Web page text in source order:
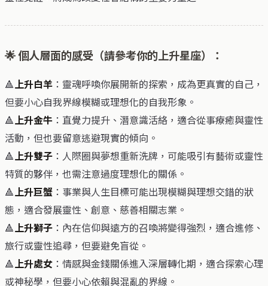
🌟 個人層面的感受（請參考你的上升星座）：
🔺上升白羊 ：靈魂呼喚你展開新的探索，成為更真實的自己，
但要小心自我界線模糊或理想化的自我形象。
🔺上升金牛 ：直覺力提升、潛意識活絡，適合從事療癒與靈性
活動，但也要留意逃避現實的傾向。
🔺上升雙子 ：人際圈與夢想重新洗牌，可能吸引有藝術或靈性
特質的夥伴，也需注意過度理想化的關係。
🔺上升巨蟹 ：事業與人生目標可能出現模糊與理想交錯的狀
態，適合發展靈性、創意、慈善相關志業。
🔺上升獅子 ：內在信仰與遠方的召喚將變得強烈，適合進修、
旅行或靈性追尋，但要避免盲從。
🔺上升處女 ：情感與金錢關係進入深層轉化期，適合探索心理
或神秘學，但要小心依賴與混亂的界線。